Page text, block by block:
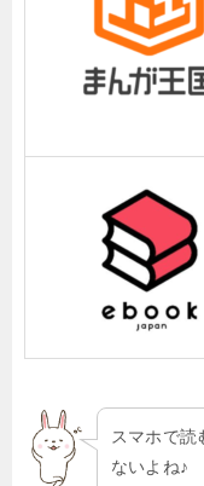
スマホで
ないよね♪